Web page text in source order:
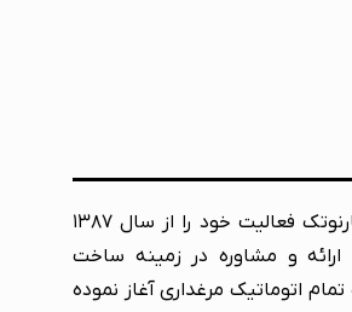
شرکت تولیدی کارنوتک فعالیت خود را از سال ۱۳۸۷
ارائه و مشاوره در زمینه ساخت
اتوماتیک مرغداری آغاز نموده